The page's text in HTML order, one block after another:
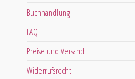
Buchhandlung
FAQ
Preise und Versand
Widerrufsrecht